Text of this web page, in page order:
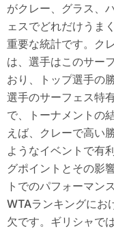
がクレー、グラス、
ェスでどれだけうま
重要な統計です。ク
は、選手はこのサー
おり、トップ選手の
選手のサーフェス特
で、トーナメントの
えば、クレーで高い
ようなイベントで有
グポイントとその影
トでのパフォーマン
WTAランキングにお
欠です。ギリシャで